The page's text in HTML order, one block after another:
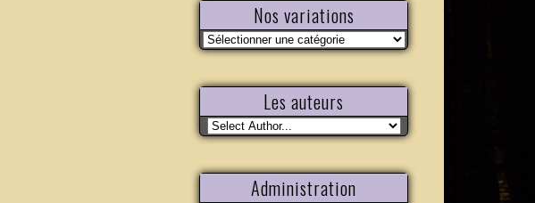
Nos variations
Nos
variations
Les auteurs
Administration